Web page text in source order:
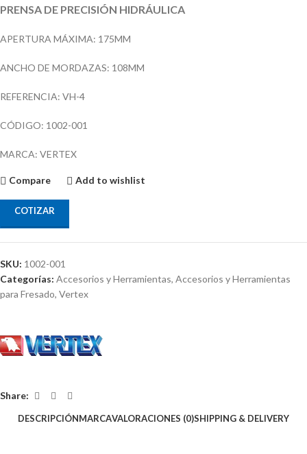
PRENSA DE PRECISIÓN HIDRÁULICA
APERTURA MÁXIMA: 175MM
ANCHO DE MORDAZAS: 108MM
REFERENCIA: VH-4
CÓDIGO: 1002-001
MARCA: VERTEX
Compare Add to wishlist
COTIZAR
SKU: 1002-001
Categorías: Accesorios y Herramientas, Accesorios y Herramientas
para Fresado, Vertex
Share:
DESCRIPCIÓNMARCAVALORACIONES (0)SHIPPING & DELIVERY